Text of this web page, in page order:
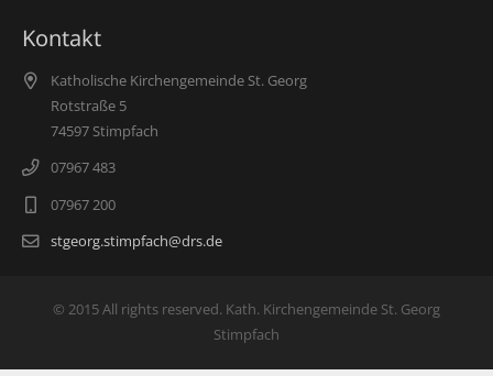
Kontakt
Katholische Kirchengemeinde St. Georg
Rotstraße 5
74597 Stimpfach
07967 483
07967 200
stgeorg.stimpfach@drs.de
© 2015 All rights reserved. Kath. Kirchengemeinde St. Georg
Stimpfach